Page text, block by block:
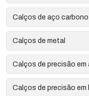
Calços de aço
Calços de metal
Calços de precisão em
Calços de precisão em